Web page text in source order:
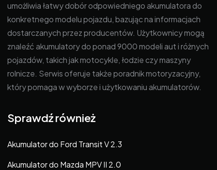
umożliwia łatwy dobór odpowiedniego akumulatora do
konkretnego modelu pojazdu, bazując na informacjach
dostarczanych przez producentów. Użytkownicy mogą
znaleźć akumulatory do ponad 9000 modeli aut i różnych
pojazdów, takich jak motocykle, łodzie czy maszyny
rolnicze. Serwis oferuje także poradnik motoryzacyjny,
który pomaga w wyborze i użytkowaniu akumulatorów.
Sprawdź również
Akumulator do Ford Transit V 2.3
Akumulator do Mazda MPV II 2.0